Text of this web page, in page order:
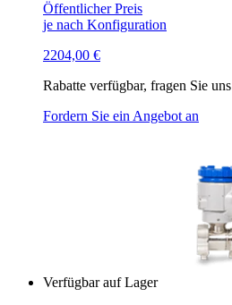
Öffentlicher Preis
je nach Konfiguration
2204,00 €
Rabatte verfügbar, fragen Sie uns
Fordern Sie ein Angebot an
Verfügbar auf Lager